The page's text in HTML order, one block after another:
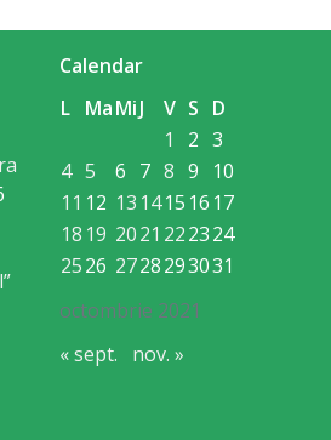
Calendar
octombrie 2021
L MaMiJ V S D
1
2 3
4 5 6 7 8 9
10
11 12 13 1415 16 17
18 19 2021 222324
2526 2728293031
« sept. nov. »